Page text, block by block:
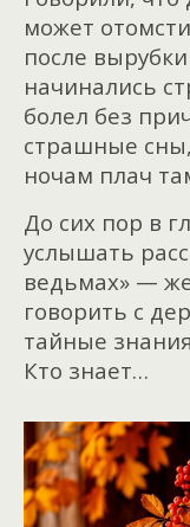
может
после
начинались
болел без
страшные
ночам плач
До сих пор в
услышать
ведьмах» —
говорить с
тайные
Кто знает…